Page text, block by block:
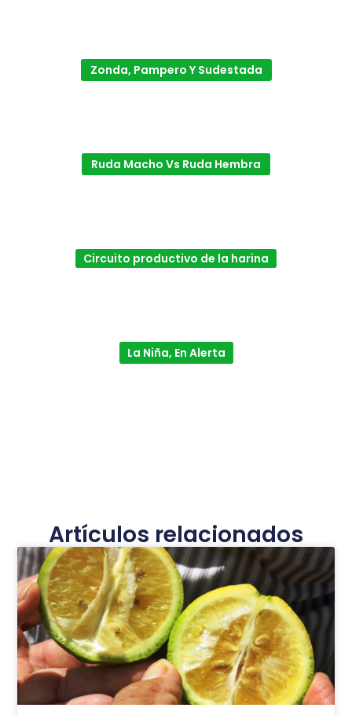
Zonda, Pampero Y Sudestada
Ruda Macho Vs Ruda Hembra
Circuito productivo de la harina
La Niña, En Alerta
Artículos relacionados